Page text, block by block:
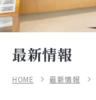
最新情報
HOME 最新情報